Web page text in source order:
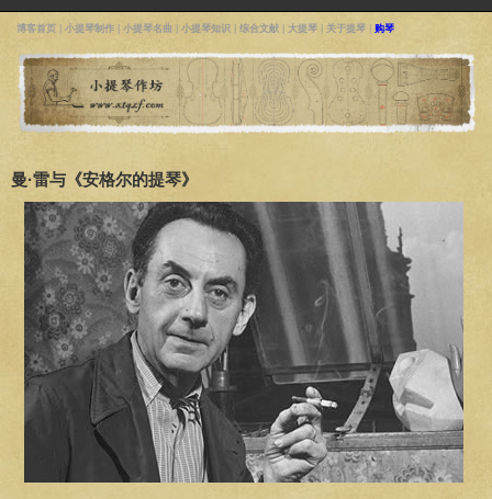
博客首页 小提琴制作 小提琴名曲 小提琴知识 综合文献 大提琴 关于提琴 购琴
曼·雷与《安格尔的提琴》